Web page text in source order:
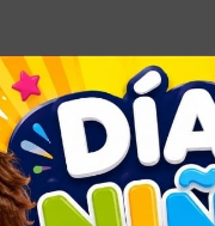
mejor compra.